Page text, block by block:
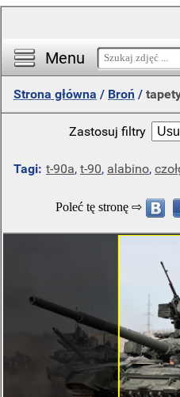
Menu
Strona główna / Broń /
Zastosuj filtry
Tagi: t-90a, t-90, alabino,